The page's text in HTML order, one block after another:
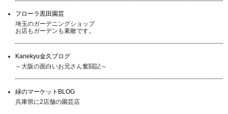
フローラ黒田園芸
埼玉のガーデニングショップ
お店もガーデンも素敵です。
Kanekyu金久ブログ
～大阪の面白いお兄さん奮闘記～
緑のマーケットBLOG
兵庫県に2店舗の園芸店